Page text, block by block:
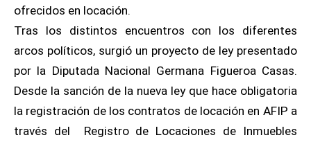
ofrecidos en locación.
Tras los distintos encuentros con los diferentes
arcos políticos, surgió un proyecto de ley presentado
por la Diputada Nacional Germana Figueroa Casas.
Desde la sanción de la nueva ley que hace obligatoria
la registración de los contratos de locación en AFIP a
través del Registro de Locaciones de Inmuebles